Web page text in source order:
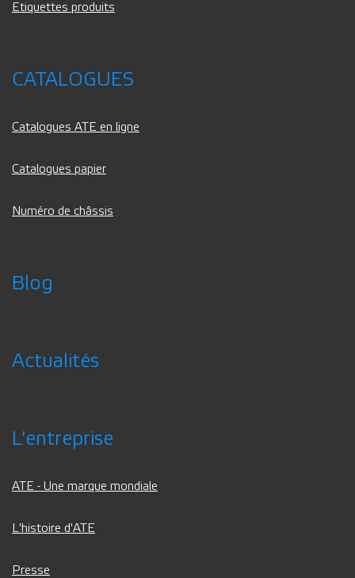
Etiquettes produits
CATALOGUES
Catalogues ATE en ligne
Catalogues papier
Numéro de châssis
Blog
Actualités
L'entreprise
ATE - Une marque mondiale
L'histoire d'ATE
Presse